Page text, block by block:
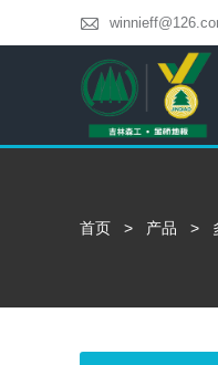

首页 > 产品 >